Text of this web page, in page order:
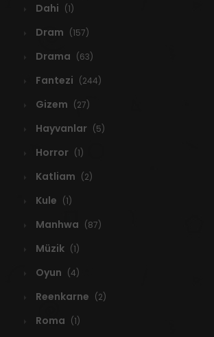
Dahi (1)
Dram (157)
Drama (63)
Fantezi (244)
Gizem (27)
Hayvanlar (5)
Horror (1)
Katliam (2)
Kule (1)
Manhwa (87)
Müzik (1)
Oyun (4)
Reenkarne (2)
Roma (1)